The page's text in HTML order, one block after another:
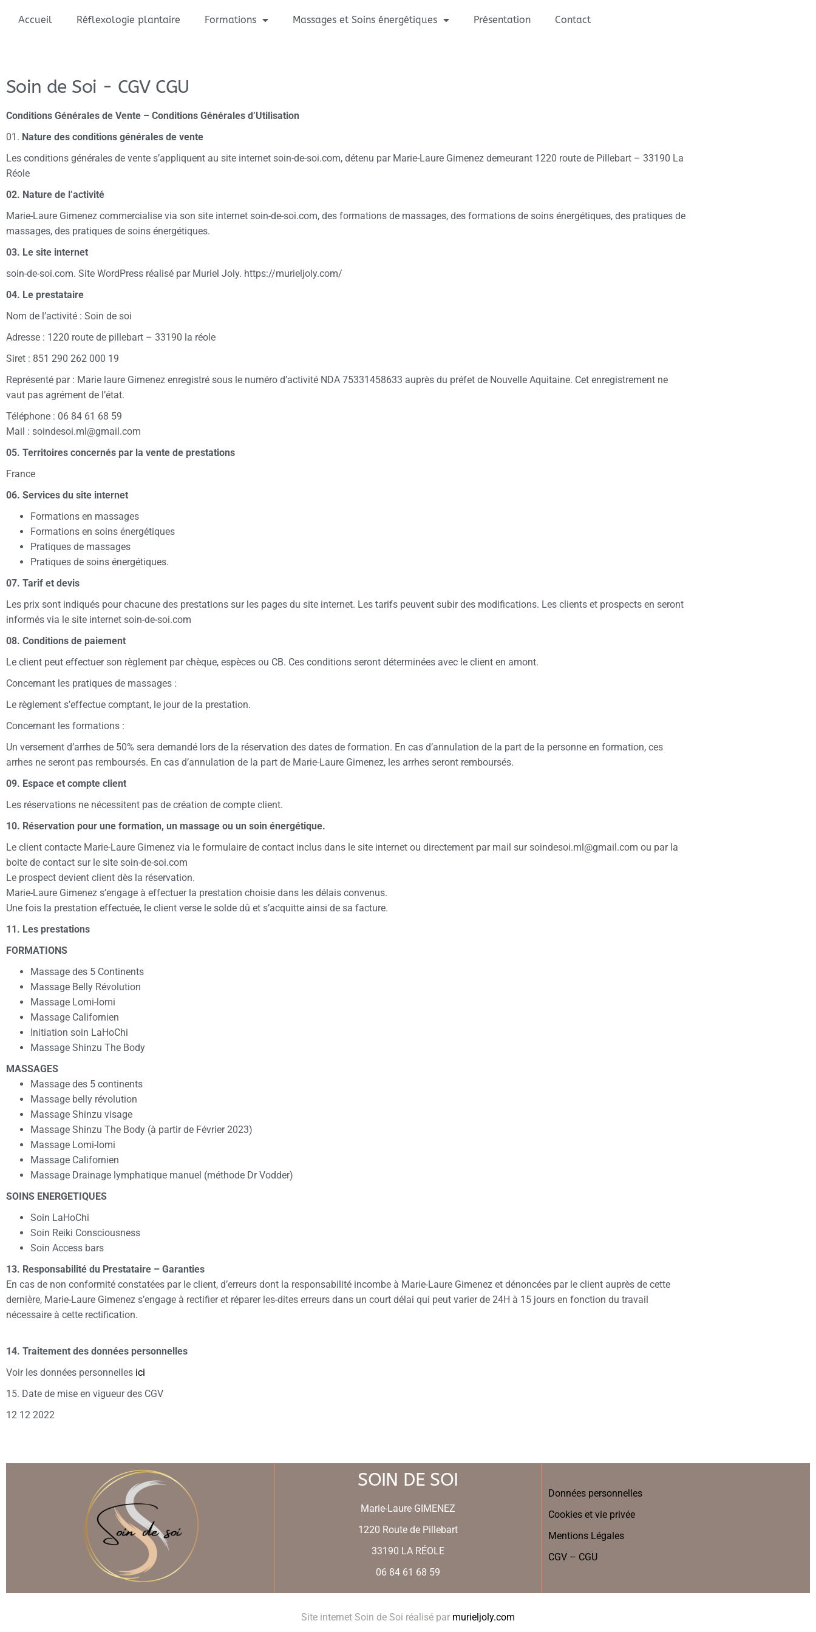
Accueil Réflexologie plantaire Formations Massages et Soins énergétiques Présentation Contact
Soin de Soi - CGV CGU
Conditions Générales de Vente – Conditions Générales d’Utilisation
01. Nature des conditions générales de vente
Les conditions générales de vente s’appliquent au site internet soin-de-soi.com, détenu par Marie-Laure Gimenez demeurant 1220 route de Pillebart – 33190 La
Réole
02. Nature de l’activité
Marie-Laure Gimenez commercialise via son site internet soin-de-soi.com, des formations de massages, des formations de soins énergétiques, des pratiques de
massages, des pratiques de soins énergétiques.
03. Le site internet
soin-de-soi.com. Site WordPress réalisé par Muriel Joly. https://murieljoly.com/
04. Le prestataire
Nom de l’activité : Soin de soi
Adresse : 1220 route de pillebart – 33190 la réole
Siret : 851 290 262 000 19
Représenté par : Marie laure Gimenez enregistré sous le numéro d’activité NDA 75331458633 auprès du préfet de Nouvelle Aquitaine. Cet enregistrement ne
vaut pas agrément de l’état.
Téléphone : 06 84 61 68 59
Mail : soindesoi.ml@gmail.com
05. Territoires concernés par la vente de prestations
France
06. Services du site internet
Formations en massages
Formations en soins énergétiques
Pratiques de massages
Pratiques de soins énergétiques.
07. Tarif et devis
Les prix sont indiqués pour chacune des prestations sur les pages du site internet. Les tarifs peuvent subir des modifications. Les clients et prospects en seront
informés via le site internet soin-de-soi.com
08. Conditions de paiement
Le client peut effectuer son règlement par chèque, espèces ou CB. Ces conditions seront déterminées avec le client en amont.
Concernant les pratiques de massages :
Le règlement s’effectue comptant, le jour de la prestation.
Concernant les formations :
Un versement d’arrhes de 50% sera demandé lors de la réservation des dates de formation. En cas d’annulation de la part de la personne en formation, ces
arrhes ne seront pas remboursés. En cas d’annulation de la part de Marie-Laure Gimenez, les arrhes seront remboursés.
09. Espace et compte client
Les réservations ne nécessitent pas de création de compte client.
10. Réservation pour une formation, un massage ou un soin énergétique.
Le client contacte Marie-Laure Gimenez via le formulaire de contact inclus dans le site internet ou directement par mail sur soindesoi.ml@gmail.com ou par la
boite de contact sur le site soin-de-soi.com
Le prospect devient client dès la réservation.
Marie-Laure Gimenez s’engage à effectuer la prestation choisie dans les délais convenus.
Une fois la prestation effectuée, le client verse le solde dû et s’acquitte ainsi de sa facture.
11. Les prestations
FORMATIONS
Massage des 5 Continents
Massage Belly Révolution
Massage Lomi-lomi
Massage Californien
Initiation soin LaHoChi
Massage Shinzu The Body
MASSAGES
Massage des 5 continents
Massage belly révolution
Massage Shinzu visage
Massage Shinzu The Body (à partir de Février 2023)
Massage Lomi-lomi
Massage Californien
Massage Drainage lymphatique manuel (méthode Dr Vodder)
SOINS ENERGETIQUES
Soin LaHoChi
Soin Reiki Consciousness
Soin Access bars
13. Responsabilité du Prestataire – Garanties
En cas de non conformité constatées par le client, d’erreurs dont la responsabilité incombe à Marie-Laure Gimenez et dénoncées par le client auprès de cette
dernière, Marie-Laure Gimenez s’engage à rectifier et réparer les-dites erreurs dans un court délai qui peut varier de 24H à 15 jours en fonction du travail
nécessaire à cette rectification.
14. Traitement des données personnelles
Voir les données personnelles ici
15. Date de mise en vigueur des CGV
12 12 2022
SOIN DE SOI
Marie-Laure GIMENEZ
1220 Route de Pillebart
33190 LA RÉOLE
06 84 61 68 59
Données personnelles
Cookies et vie privée
Mentions Légales
CGV – CGU
Site internet Soin de Soi réalisé par murieljoly.com